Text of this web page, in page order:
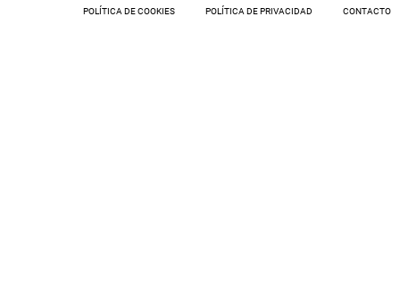
POLÍTICA DE COOKIES POLÍTICA DE PRIVACIDAD CONTACTO